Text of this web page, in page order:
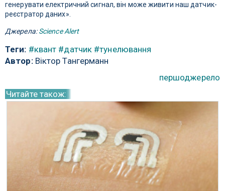
генерувати електричний сигнал, він може живити наш датчик-
реєстратор даних».
Джерела:Science Alert
Теги: #квант #датчик #тунелювання
Автор:Віктор Тангерманн
першоджерело
Читайте також: